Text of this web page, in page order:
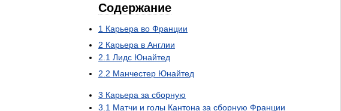
Содержание
1 Карьера во Франции
2 Карьера в Англии
2 1 Лидс Юнайтед
2 2 Манчестер Юнайтед
3 Карьера за сборную
3 1 Матчи и голы Кантона за сборную Франции